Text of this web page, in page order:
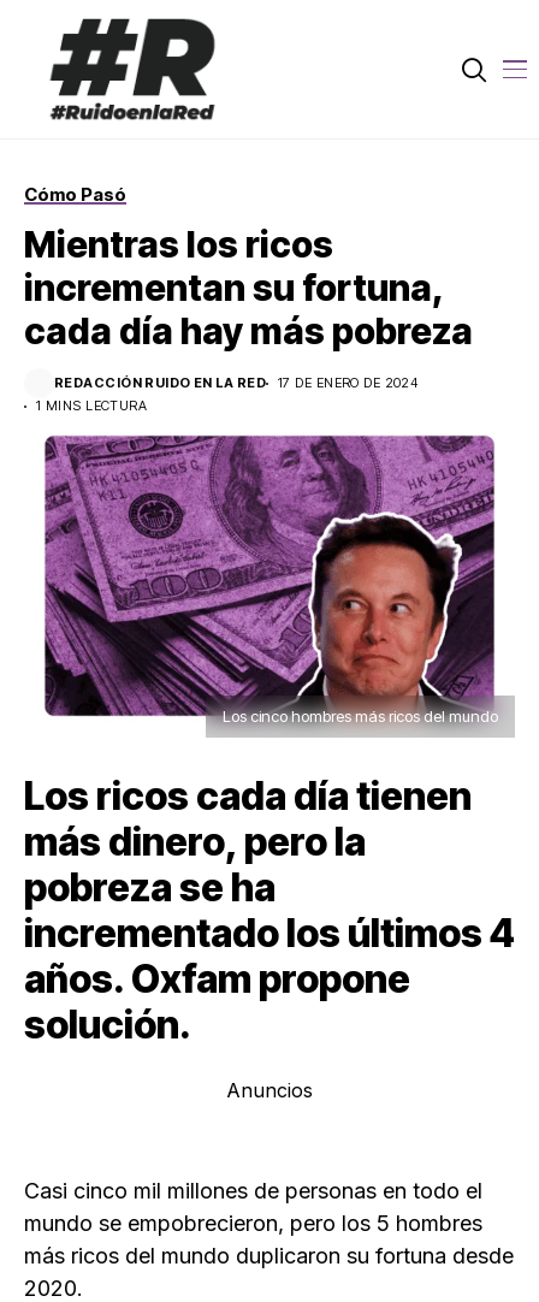
Cómo Pasó
Mientras los ricos
incrementan su fortuna,
cada día hay más pobreza
REDACCIÓN RUIDO EN LA RED
17 DE ENERO DE 2024
1 MINS LECTURA
Los cinco hombres más ricos del mundo
Los ricos cada día tienen
más dinero, pero la
pobreza se ha
incrementado los últimos 4
años. Oxfam propone
solución.
Anuncios
Casi cinco mil millones de personas en todo el
mundo se empobrecieron, pero los 5 hombres
más ricos del mundo duplicaron su fortuna desde
2020.